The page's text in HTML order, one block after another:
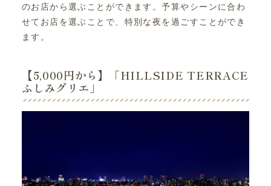
のお店から選ぶことができます。予算やシーンに合わ
せてお店を選ぶことで、特別な夜を過ごすことができ
ます。
【5,000円から】「HILLSIDE TERRACE
ふしみグリエ」